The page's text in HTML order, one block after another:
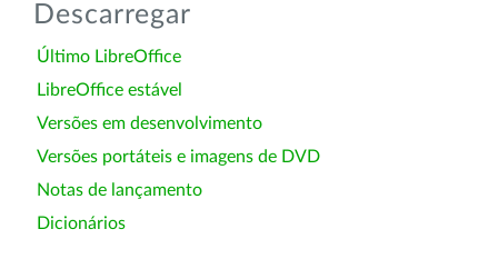
Descarregar
Último LibreOffice
LibreOffice estável
Versões em desenvolvimento
Versões portáteis e imagens de DVD
Notas de lançamento
Dicionários